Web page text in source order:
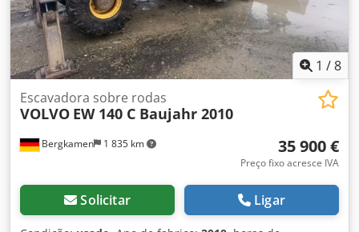
1 /8
Bergkamen 1 835 km
Escavadora sobre rodas
VOLVO EW 140 C Baujahr 2010
35 900 €
Preço fixo acresce IVA
Solicitar Ligar